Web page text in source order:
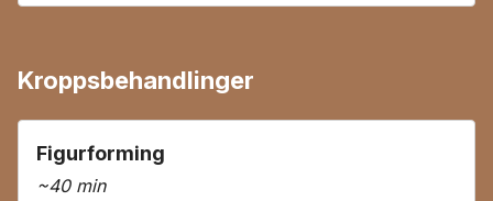
Kroppsbehandlinger
Figurforming
~40 min